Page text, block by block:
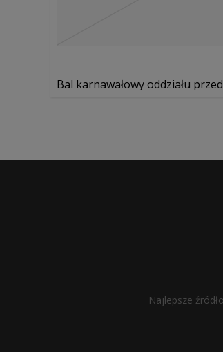
Bal karnawałowy oddziału
Najlepsze